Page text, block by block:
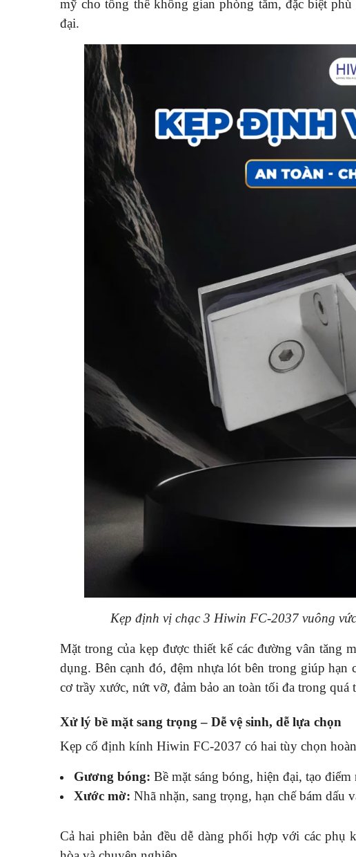
mỹ cho tổng thể không gian phòng tắm, đặc biệt
đại.
Kẹp định vị chạc 3 Hiwin FC-2037 vuông
Mặt trong của kẹp được thiết kế các đường vân tăng
dụng. Bên cạnh đó, đệm nhựa lót bên trong giúp
cơ trầy xước, nứt vỡ, đảm bảo an toàn tối đa trong quá
Xử lý bề mặt sang trọng – Dễ vệ sinh, dễ lựa chọn
Kẹp cố định kính Hiwin FC-2037 có hai tùy chọn
Gương bóng: Bề mặt sáng bóng, hiện đại, tạo điểm
Xước mờ: Nhã nhặn, sang trọng, hạn chế bám dấu
Cả hai phiên bản đều dễ dàng phối hợp với các